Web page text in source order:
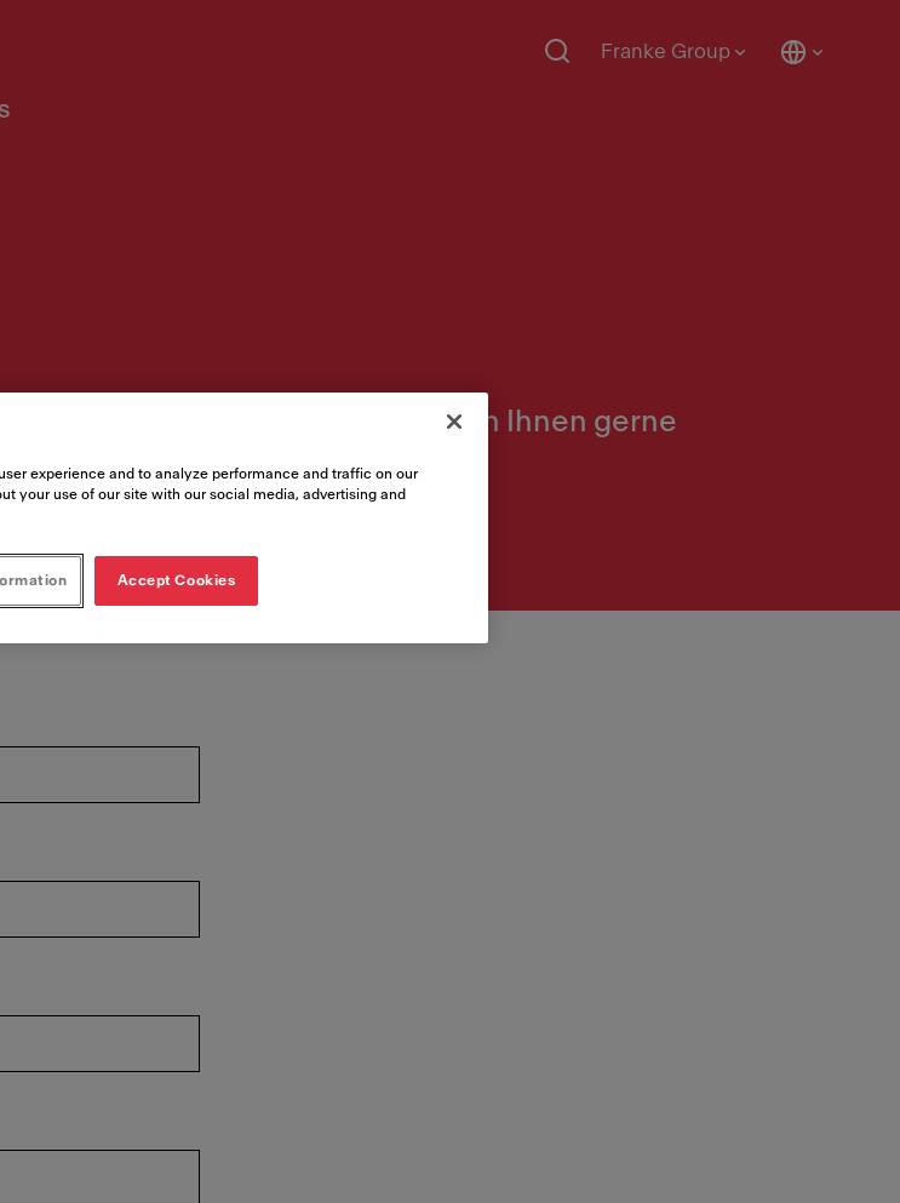
Franke Group
internen Expertenteams helfen Ihnen gerne
experience and to analyze performance and traffic on our
your use of our site with our social media, advertising and
Accept Cookies